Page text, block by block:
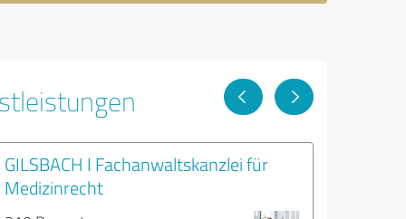
GILSBACH I Fachanwaltskanzlei für
Medizinrecht